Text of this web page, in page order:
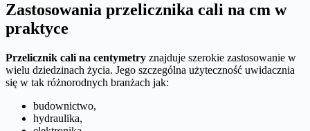
Zastosowania przelicznika cali na cm w
praktyce
Przelicznik cali na centymetry znajduje szerokie zastosowanie w
wielu dziedzinach życia. Jego szczególna użyteczność uwidacznia
się w tak różnorodnych branżach jak:
budownictwo,
hydraulika,